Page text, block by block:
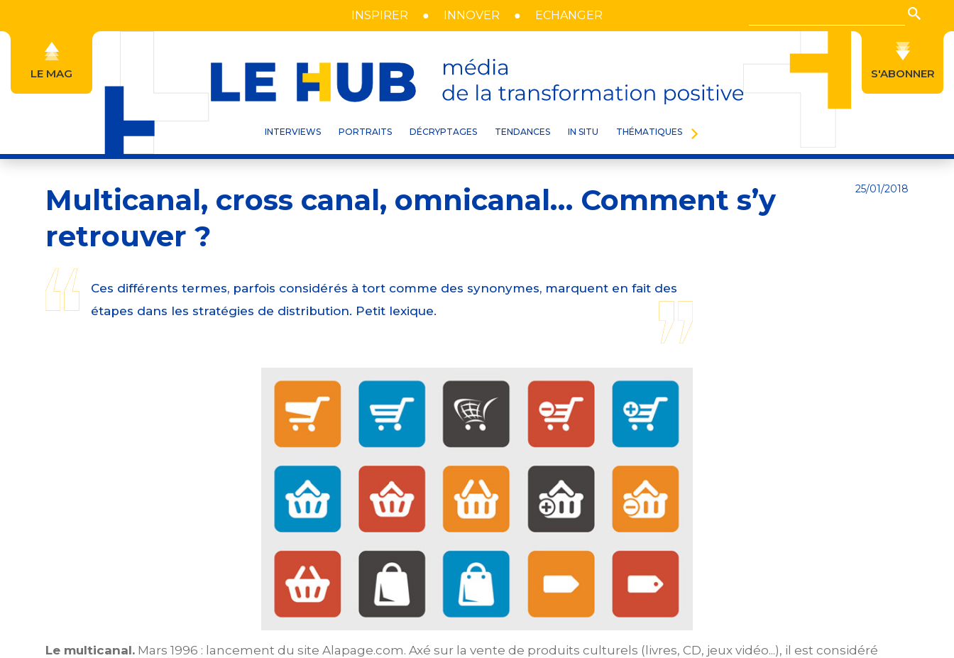
contenu
principal
INSPIRER INNOVER ECHANGER
LE MAG
principaleINTERVIEWS PORTRAITS DÉCRYPTAGES TENDANCES IN SITU THÉMATIQUES
S'ABONNER
DÉCRYPTAGES/ DISTRIBUTION/COMMERCE
Multicanal, cross canal, omnicanal… Comment s’y
retrouver ?
25/01/2018
Ces différents termes, parfois considérés à tort comme des synonymes, marquent en fait des
étapes dans les stratégies de distribution. Petit lexique.
Le multicanal. Mars 1996 : lancement du site Alapage.com. Axé sur la vente de produits culturels (livres, CD, jeux vidéo...), il est considéré